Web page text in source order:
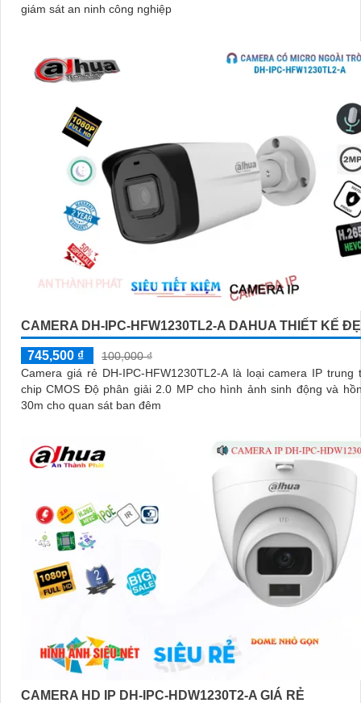
giám sát an ninh công nghiệp
CAMERA DH-IPC-HFW1230TL2-A DAHUA THIẾT KẾ
745,500 ₫
100,000 ₫
Camera giá rẻ DH-IPC-HFW1230TL2-A là loại camera IP trung
chip CMOS Độ phân giải 2.0 MP cho hình ảnh sinh động và
30m cho quan sát ban đêm
CAMERA HD IP DH-IPC-HDW1230T2-A GIÁ RẺ